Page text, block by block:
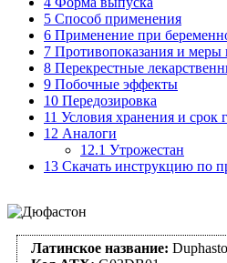
5 Способ применения
6 Применение при
7 Противопоказания и меры
8 Перекрестные
9 Побочные эффекты
10 Передозировка
11 Условия хранения и срок
12 Аналоги
12.1 Утрожестан
13 Скачать инструкцию по
Латинское название: